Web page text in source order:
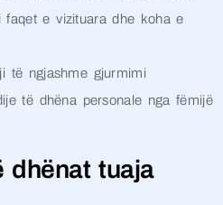
faqet e vizituara dhe koha e
të ngjashme gjurmimi
të dhëna personale nga fëmijë
dhënat tuaja